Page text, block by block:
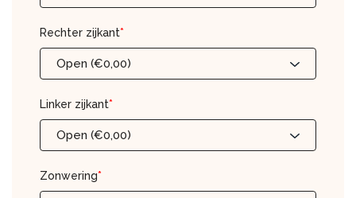
Rechter zijkant*
Open (€0,00)
Linker zijkant*
Open (€0,00)
Zonwering*